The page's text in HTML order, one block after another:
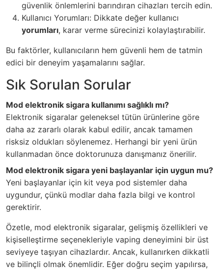
güvenlik önlemlerini barındıran cihazları tercih edin.
Kullanıcı Yorumları: Dikkate değer kullanıcı
yorumları, karar verme sürecinizi kolaylaştırabilir.
Bu faktörler, kullanıcıların hem güvenli hem de tatmin
edici bir deneyim yaşamalarını sağlar.
Sık Sorulan Sorular
Mod elektronik sigara kullanımı sağlıklı mı?
Elektronik sigaralar geleneksel tütün ürünlerine göre
daha az zararlı olarak kabul edilir, ancak tamamen
risksiz oldukları söylenemez. Herhangi bir yeni ürün
kullanmadan önce doktorunuza danışmanız önerilir.
Mod elektronik sigara yeni başlayanlar için uygun mu?
Yeni başlayanlar için kit veya pod sistemler daha
uygundur, çünkü modlar daha fazla bilgi ve kontrol
gerektirir.
Özetle, mod elektronik sigaralar, gelişmiş özellikleri ve
kişiselleştirme seçenekleriyle vaping deneyimini bir üst
seviyeye taşıyan cihazlardır. Ancak, kullanırken dikkatli
ve bilinçli olmak önemlidir. Eğer doğru seçim yapılırsa,